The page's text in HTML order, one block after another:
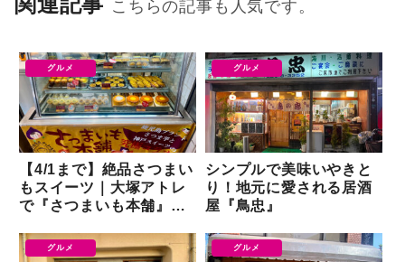
こちらの記事も人気です。
グルメ
【4/1まで】絶品さつまい
もスイーツ｜大塚アトレ
で『さつまいも本舗』が
グルメ
シンプルで美味いやきと
り！地元に愛される居酒
屋『鳥忠』
グルメ グルメ